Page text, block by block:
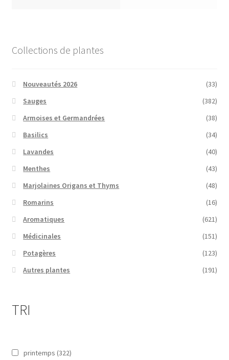
Collections de plantes
Nouveautés 2026
(33)
Sauges
(382)
Armoises et Germandrées
(38)
Basilics
(34)
Lavandes
(40)
Menthes
(43)
Marjolaines Origans et Thyms
(48)
Romarins
(16)
Aromatiques
(621)
Médicinales
(151)
Potagères
(123)
Autres plantes
(191)
TRI
printemps (322)